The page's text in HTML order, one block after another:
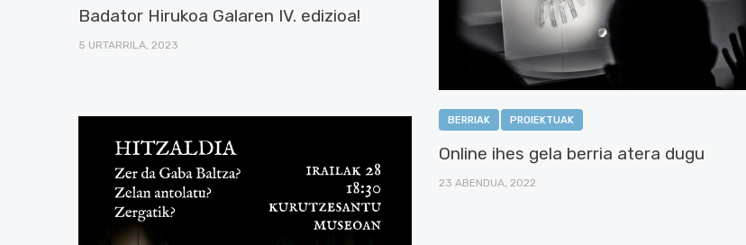
Badator Hirukoa Galaren IV. edizioa!
5 URTARRILA, 2023
BERRIAK PROIEKTUAK
Online ihes gela berria atera dugu
23 ABENDUA, 2022